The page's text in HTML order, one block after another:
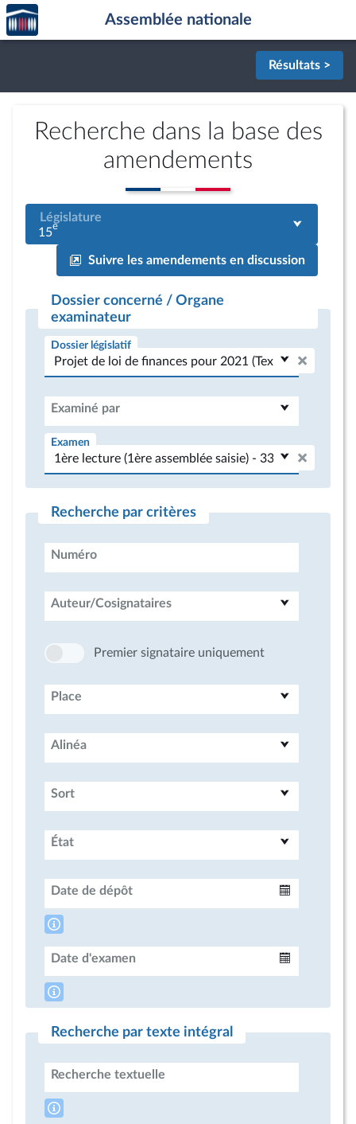
Aller au contenu
Aller en bas de la page
Accèder
à la
page
Assemblée nationale
Résultats >
Recherche dans la base des
amendements
Législature
15e
Suivre les amendements en discussion
Dossier concerné / Organe
examinateur
Dossier législatif
Examiné par
Examen
Recherche par critères
Numéro
Auteur/Cosignataires
Premier signataire uniquement
Place
Alinéa
Sort
État
Date de dépôt
Date d'examen
Recherche par texte intégral
Recherche textuelle